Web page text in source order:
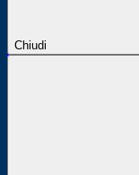
Chiudi